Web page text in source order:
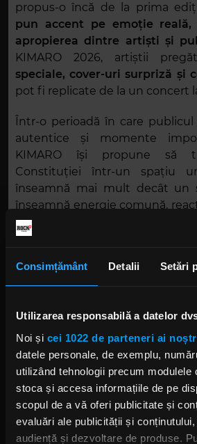
Consimțământ Detalii Setări
Utilizarea responsabilă a datelor
Noi și cei 1022 de parteneri ai
datele personale, de exemplu,
utilizând tehnologii precum modulele
stoca și accesa informațiile de pe
scopul de a vă oferi publicitate și
evaluări ale publicității și
audiență și dezvoltare de produse.
propus-o încă de la prima
pun accent pe emoție reală,
apropierea dintre artiști și
KIMARO 2026, artiștii
speciale, cover-uri surpriză și
pot fi replicate de la un concert
Într-o perioadă în care
autentice și momente
KIMARO își propune să
Constituției într-un spațiu
înseamnă mai mult decât un
înseamnă energie comună,
de vară care rămân în memorie.
VINERI – 12 iunie
Backstabbers
SÂMBĂTĂ – 13 iunie
Alex Velea / Ștefan Bănică / Lupii
DUMINICĂ – 14 iunie
Smiley / Bere Gratis / Trooper